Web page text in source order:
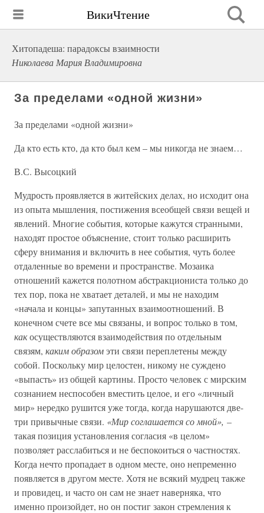
ВикиЧтение
Хитопадеша: парадоксы взаимности
Николаева Мария Владимировна
За пределами «одной жизни»
За пределами «одной жизни»
Да кто есть кто, да кто был кем – мы никогда не знаем…
В.С. Высоцкий
Мудрость проявляется в житейских делах, но исходит она
из опыта мышления, постижения всеобщей связи вещей и
явлений. Многие события, которые кажутся странными,
находят простое объяснение, стоит только расширить
сферу внимания и включить в нее события, чуть более
отдаленные во времени и пространстве. Мозаика
отношений кажется полотном абстракциониста только до
тех пор, пока не хватает деталей, и мы не находим
«начала и концы» запутанных взаимоотношений. В
конечном счете все мы связаны, и вопрос только в том,
какосуществляются взаимодействия по отдельным
связям, каким образомэти связи переплетены между
собой. Поскольку мир целостен, никому не суждено
«выпасть» из общей картины. Просто человек с мирским
сознанием неспособен вместить целое, и его «личный
мир» нередко рушится уже тогда, когда нарушаются две-
три привычные связи. «Мир соглашается со мной», –
такая позиция установления согласия «в целом»
позволяет расслабиться и не беспокоиться о частностях.
Когда нечто пропадает в одном месте, оно непременно
появляется в другом месте. Хотя не всякий мудрец также
и провидец, и часто он сам не знает наверняка, что
именно произойдет, но он постиг закон стремления к